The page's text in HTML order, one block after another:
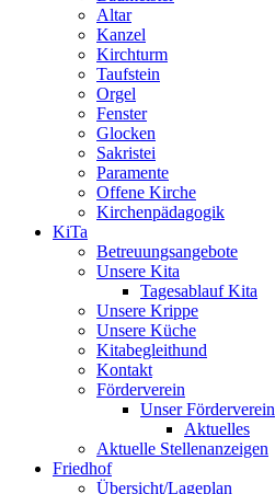
Altar
Kanzel
Kirchturm
Taufstein
Orgel
Fenster
Glocken
Sakristei
Paramente
Offene Kirche
Kirchenpädagogik
KiTa
Betreuungsangebote
Unsere Kita
Tagesablauf Kita
Unsere Krippe
Unsere Küche
Kitabegleithund
Kontakt
Förderverein
Unser Förderverein
Aktuelles
Aktuelle Stellenanzeigen
Friedhof
Übersicht/Lageplan